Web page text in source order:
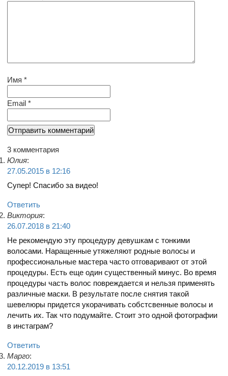
Имя *
Email *
3 комментария
Юлия:
27.05.2015 в 12:16
Супер! Спасибо за видео!
Ответить
Виктория:
26.07.2018 в 21:40
Не рекомендую эту процедуру девушкам с тонкими
волосами. Наращенные утяжеляют родные волосы и
профессиональные мастера часто отговаривают от этой
процедуры. Есть еще один существенный минус. Во время
процедуры часть волос повреждается и нельзя применять
различные маски. В результате после снятия такой
шевелюры придется укорачивать собстсвенные волосы и
лечить их. Так что подумайте. Стоит это одной фотографии
в инстаграм?
Ответить
Марго:
20.12.2019 в 13:51